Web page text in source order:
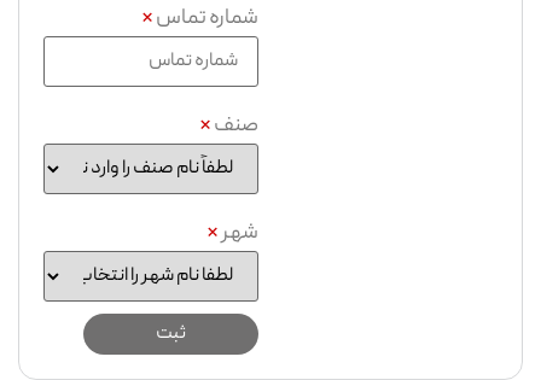
شماره تماس*
صنف*
شهر*